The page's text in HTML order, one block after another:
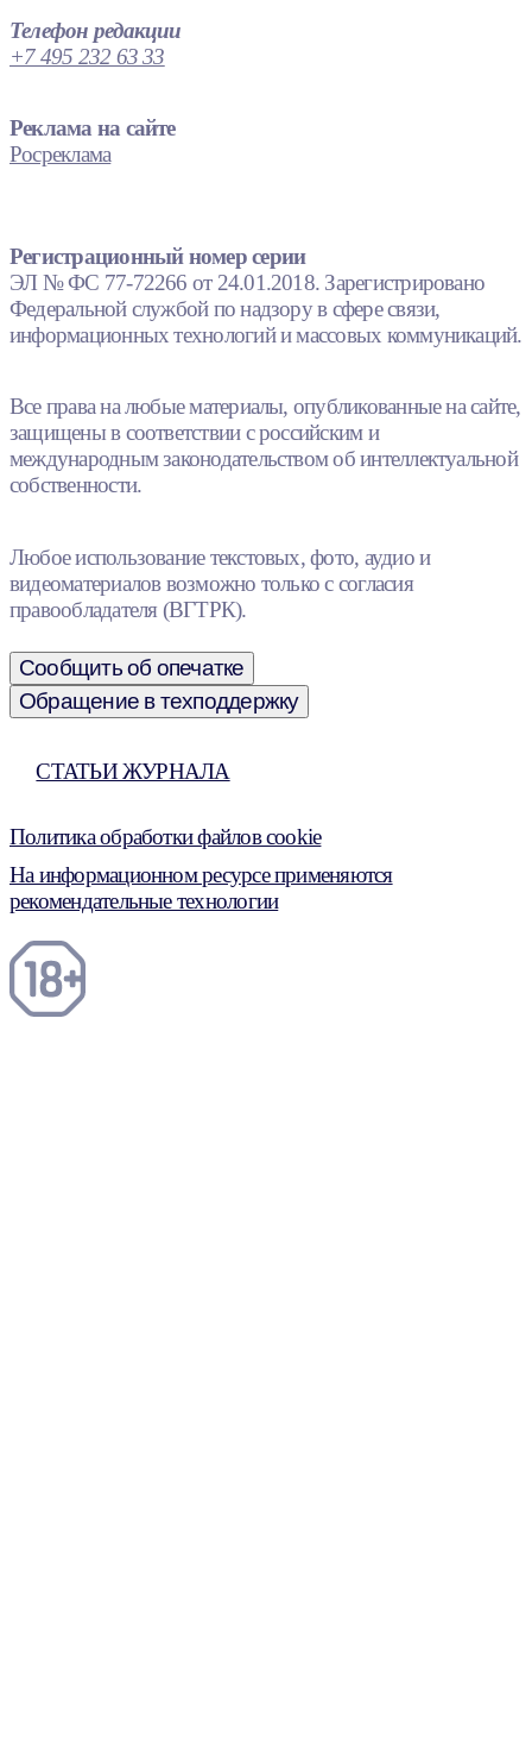
Телефон редакции
+7 495 232 63 33
Реклама на сайте
Росреклама
Регистрационный номер серии
ЭЛ № ФС 77-72266 от 24.01.2018. Зарегистрировано
Федеральной службой по надзору в сфере связи,
информационных технологий и массовых коммуникаций.
Все права на любые материалы, опубликованные на сайте,
защищены в соответствии с российским и
международным законодательством об интеллектуальной
собственности.
Любое использование текстовых, фото, аудио и
видеоматериалов возможно только с согласия
правообладателя (ВГТРК).
Сообщить об опечатке
Обращение в техподдержку
СТАТЬИ ЖУРНАЛА
Политика обработки файлов cookie
На информационном ресурсе применяются
рекомендательные технологии